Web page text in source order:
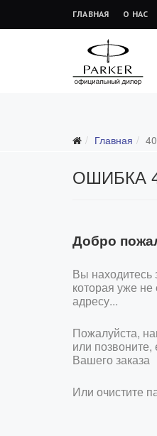
ГЛАВНАЯ О НАС
Главная
ОШИБКА
Добро
Вы находитесь
которая уже
адресу...
Пожалуйста,
или
Вашего заказа
Или очистите